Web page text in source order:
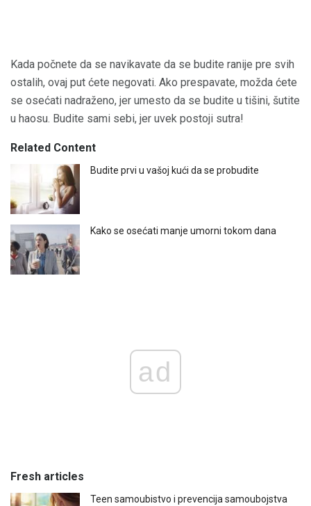
Kada počnete da se navikavate da se budite ranije pre svih
ostalih, ovaj put ćete negovati. Ako prespavate, možda ćete
se osećati nadraženo, jer umesto da se budite u tišini, šutite
u haosu. Budite sami sebi, jer uvek postoji sutra!
Related Content
Budite prvi u vašoj kući da se probudite
Kako se osećati manje umorni tokom dana
ad
Fresh articles
Teen samoubistvo i prevencija samoubojstva